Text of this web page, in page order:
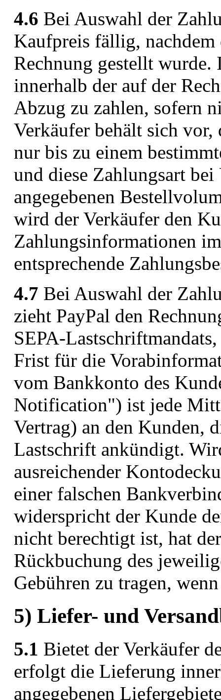
4.6 Bei Auswahl der
Kaufpreis fällig,
Rechnung gestellt
innerhalb der auf der
Abzug zu zahlen, sofern
Verkäufer behält sich
nur bis zu einem
und diese Zahlungsart
angegebenen
wird der Verkäufer den
Zahlungsinformationen
entsprechende
4.7 Bei Auswahl der
zieht PayPal den
SEPA-
Frist für die
vom Bankkonto des
Notification") ist jede
Vertrag) an den Kunden,
Lastschrift ankündigt.
ausreichender
einer falschen
widerspricht der Kunde
nicht berechtigt ist, hat
Rückbuchung des
Gebühren zu tragen,
5) Liefer- und
5.1 Bietet der Verkäufer
erfolgt die Lieferung
angegebenen